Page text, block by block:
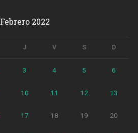
Febrero 2022
J V S D
3 4 5 6
10 11 12 13
17 18 19 20